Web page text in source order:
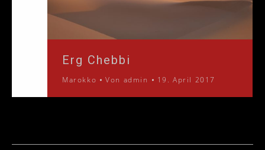
Erg Chebbi
Marokko Von admin 19. April 2017